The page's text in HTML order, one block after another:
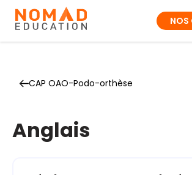
NOS
CAP OAO-Podo-orthèse
Anglais